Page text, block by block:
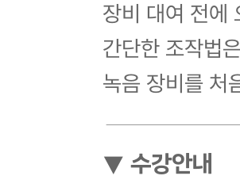
장비 대여 전에
간단한 조작법
녹음 장비를 처
▼ 수강안내